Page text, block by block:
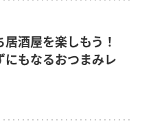
居酒屋を楽しもう！
にもなるおつまみレ